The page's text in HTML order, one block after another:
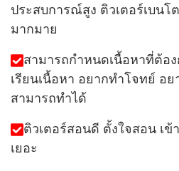
ประสบการณ์สูง ติวเตอร์เบนโ
มากมาย
สามารถกำหนดเนื้อหาที่ต้อง
เรียนเนื้อหา อยากทำโจทย์ อ
สามารถทำได้
ติวเตอร์สอนดี ตั้งใจสอน เข้
เยอะ